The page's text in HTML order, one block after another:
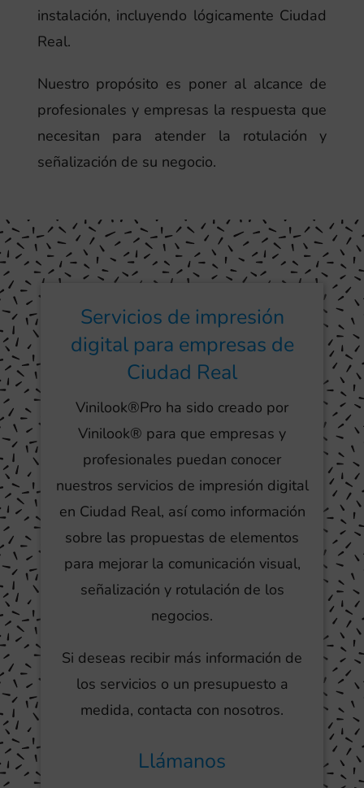
instalación, incluyendo lógicamente Ciudad
Real.
Nuestro propósito es poner al alcance de
profesionales y empresas la respuesta que
necesitan para atender la rotulación y
señalización de su negocio.
Servicios de impresión
digital para empresas de
Ciudad Real
Vinilook®Pro ha sido creado por
Vinilook® para que empresas y
profesionales puedan conocer
nuestros servicios de impresión digital
en Ciudad Real, así como información
sobre las propuestas de elementos
para mejorar la comunicación visual,
señalización y rotulación de los
negocios.
Si deseas recibir más información de
los servicios o un presupuesto a
medida, contacta con nosotros.
Llámanos